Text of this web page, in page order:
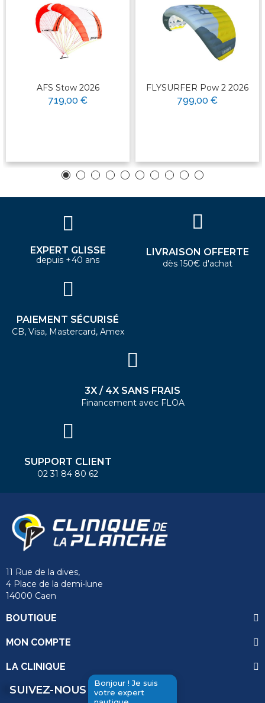
AFS Stow 2026
719,00 €
FLYSURFER Pow 2 2026
799,00 €
Bonjour ! Je suis
votre expert
EXPERT GLISSE
depuis +40 ans
LIVRAISON OFFERTE
dès 150€ d'achat
PAIEMENT SÉCURISÉ
CB, Visa, Mastercard, Amex
3X / 4X SANS FRAIS
Financement avec FLOA
SUPPORT CLIENT
02 31 84 80 62
11 Rue de la dives,
4 Place de la demi-lune
14000 Caen
BOUTIQUE
MON COMPTE
LA CLINIQUE
SUIVEZ-NOUS